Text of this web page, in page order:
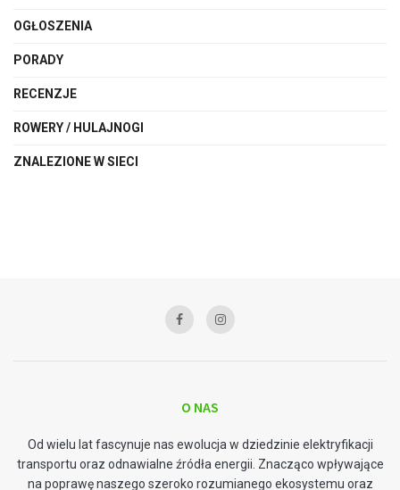
OGŁOSZENIA
PORADY
RECENZJE
ROWERY / HULAJNOGI
ZNALEZIONE W SIECI
O NAS
Od wielu lat fascynuje nas ewolucja w dziedzinie elektryfikacji
transportu oraz odnawialne źródła energii. Znacząco wpływające
na poprawę naszego szeroko rozumianego ekosystemu oraz